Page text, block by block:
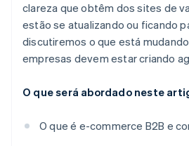
clareza que obtêm dos sites de
estão se atualizando ou ficando
discutiremos o que está
empresas devem estar criando
O que será abordado neste
O que é e-commerce B2B e